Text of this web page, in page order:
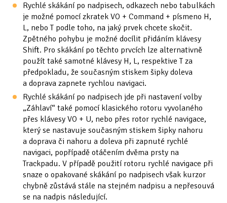
Hledání
Rychlé skákání po nadpisech, odkazech nebo tabulkách
je možné pomocí zkratek VO + Command + písmeno H,
L, nebo T podle toho, na jaký prvek chcete skočit.
Zpětného pohybu je možné docílit přidáním klávesy
Shift. Pro skákání po těchto prvcích lze alternativně
použít také samotné klávesy H, L, respektive T za
předpokladu, že současným stiskem šipky doleva
a doprava zapnete rychlou navigaci.
Rychlé skákání po nadpisech jde při nastavení volby
„Záhlaví“ také pomocí klasického rotoru vyvolaného
přes klávesy VO + U, nebo přes rotor rychlé navigace,
který se nastavuje současným stiskem šipky nahoru
a doprava či nahoru a doleva při zapnuté rychlé
navigaci, popřípadě otáčením dvěma prsty na
Trackpadu. V případě použití rotoru rychlé navigace při
snaze o opakované skákání po nadpisech však kurzor
chybně zůstává stále na stejném nadpisu a nepřesouvá
se na nadpis následující.